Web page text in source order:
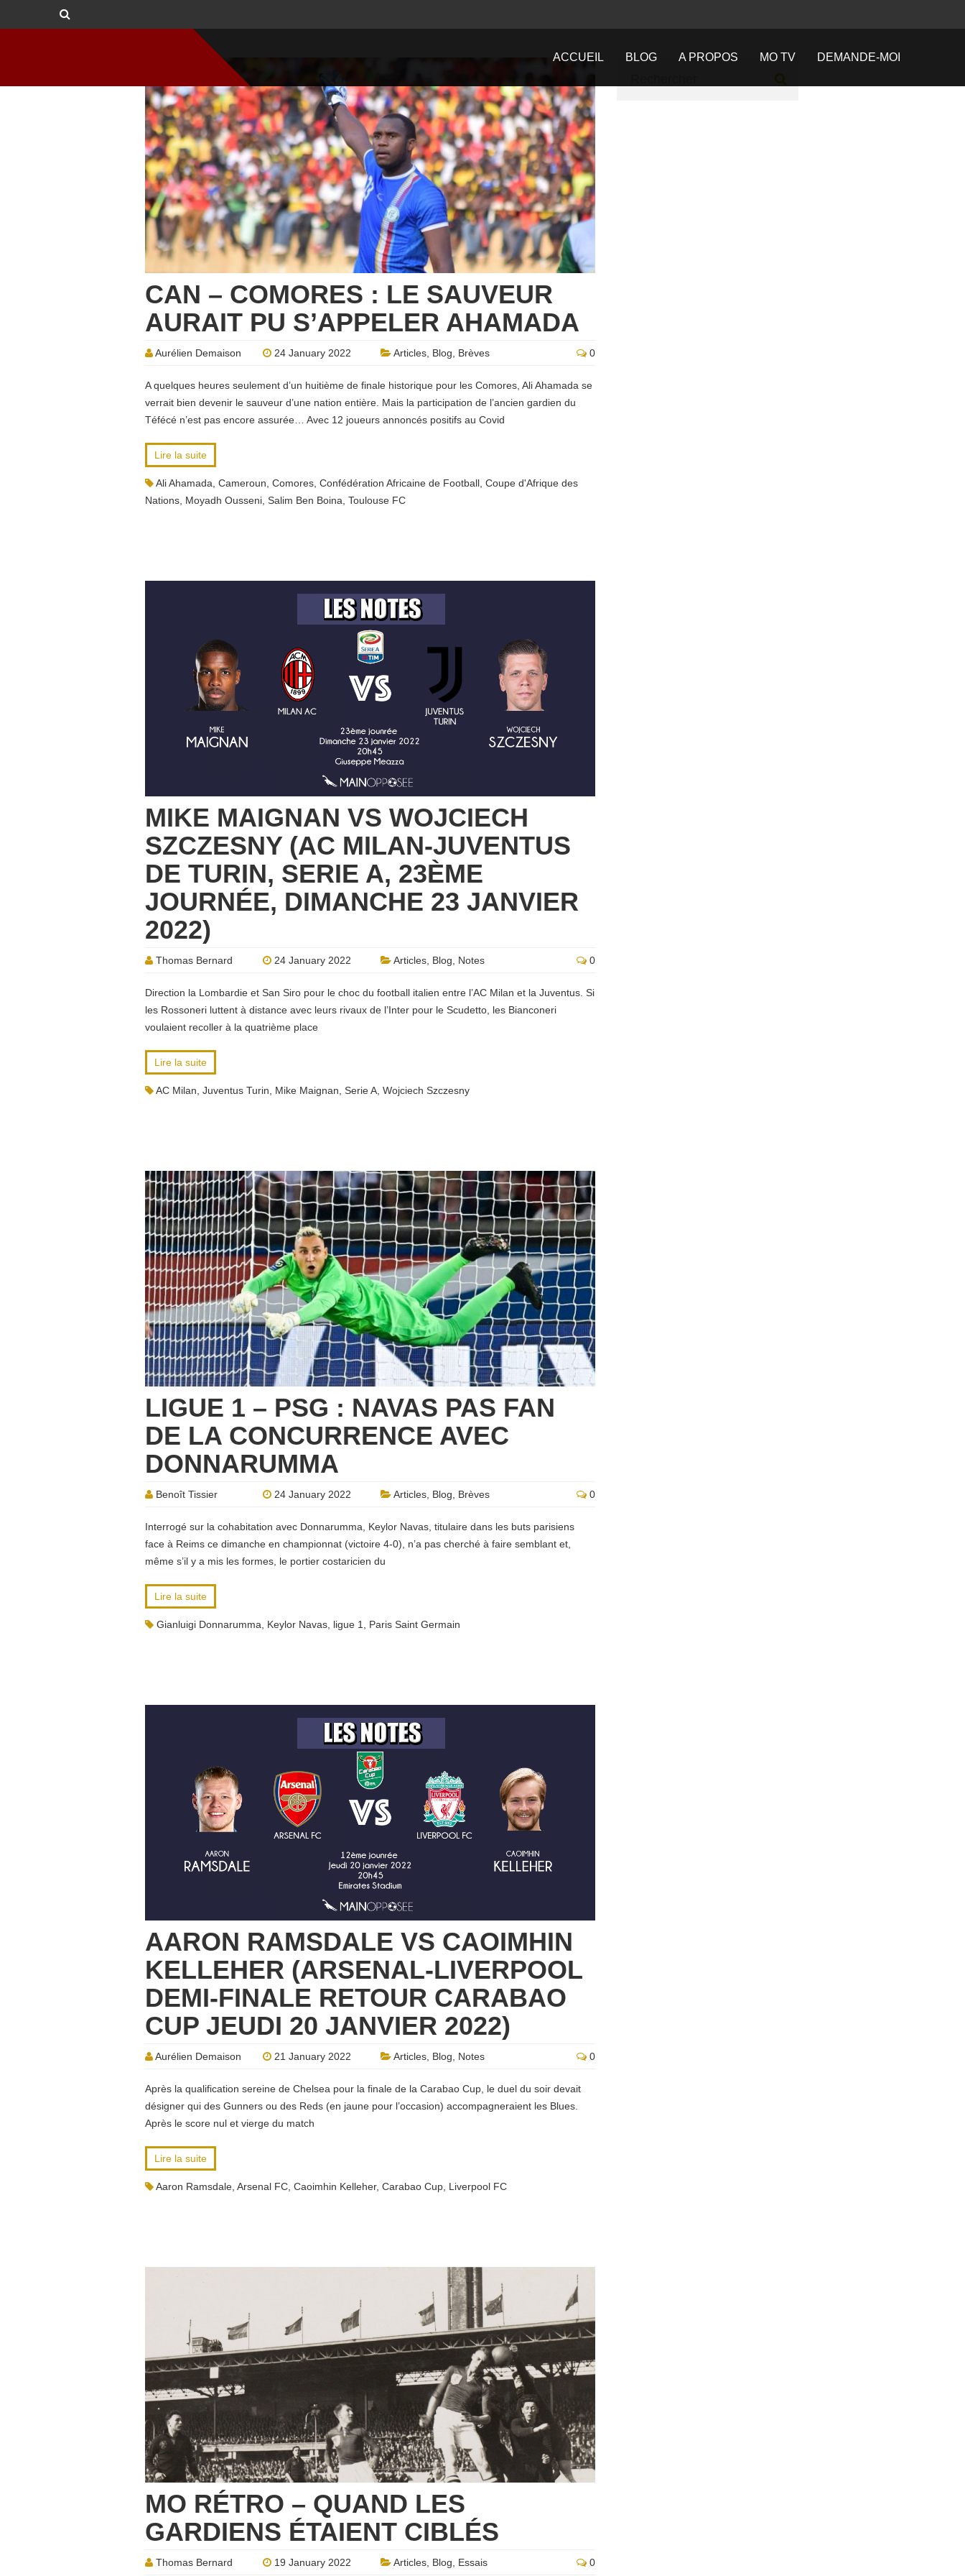
ACCUEIL BLOG A PROPOS MO TV DEMANDE-MOI
CAN – COMORES : LE SAUVEUR
AURAIT PU S’APPELER AHAMADA
Aurélien Demaison 24 January 2022 Articles Blog Brèves 0
A quelques heures seulement d’un huitième de finale historique pour les Comores, Ali Ahamada se
verrait bien devenir le sauveur d’une nation entière. Mais la participation de l’ancien gardien du
Téfécé n’est pas encore assurée… Avec 12 joueurs annoncés positifs au Covid
Lire la suite
Ali Ahamada Cameroun Comores Confédération Africaine de Football Coupe d'Afrique des
Nations Moyadh Ousseni Salim Ben Boina Toulouse FC
MIKE MAIGNAN VS WOJCIECH
SZCZESNY (AC MILAN-JUVENTUS
DE TURIN, SERIE A, 23ÈME
JOURNÉE, DIMANCHE 23 JANVIER
2022)
Thomas Bernard 24 January 2022 Articles Blog Notes 0
Direction la Lombardie et San Siro pour le choc du football italien entre l’AC Milan et la Juventus. Si
les Rossoneri luttent à distance avec leurs rivaux de l’Inter pour le Scudetto, les Bianconeri
voulaient recoller à la quatrième place
Lire la suite
AC Milan Juventus Turin Mike Maignan Serie A Wojciech Szczesny
LIGUE 1 – PSG : NAVAS PAS FAN
DE LA CONCURRENCE AVEC
DONNARUMMA
Benoît Tissier 24 January 2022 Articles Blog Brèves 0
Interrogé sur la cohabitation avec Donnarumma, Keylor Navas, titulaire dans les buts parisiens
face à Reims ce dimanche en championnat (victoire 4-0), n’a pas cherché à faire semblant et,
même s’il y a mis les formes, le portier costaricien du
Lire la suite
Gianluigi Donnarumma Keylor Navas ligue 1 Paris Saint Germain
AARON RAMSDALE VS CAOIMHIN
KELLEHER (ARSENAL-LIVERPOOL
DEMI-FINALE RETOUR CARABAO
CUP JEUDI 20 JANVIER 2022)
Aurélien Demaison 21 January 2022 Articles Blog Notes 0
Après la qualification sereine de Chelsea pour la finale de la Carabao Cup, le duel du soir devait
désigner qui des Gunners ou des Reds (en jaune pour l’occasion) accompagneraient les Blues.
Après le score nul et vierge du match
Lire la suite
Aaron Ramsdale Arsenal FC Caoimhin Kelleher, Carabao Cup Liverpool FC
MO RÉTRO – QUAND LES
GARDIENS ÉTAIENT CIBLÉS
Thomas Bernard 19 January 2022 Articles Blog Essais 0